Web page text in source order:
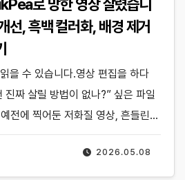
로 망한 영상 살렸습니
선, 흑백 컬러화, 배경 제거
2026.05.08
을 수 있습니다.영상 편집을 하다
진짜 살릴 방법이 없나?” 싶은 파일
전에 찍어둔 저화질 영상, 흔들린…